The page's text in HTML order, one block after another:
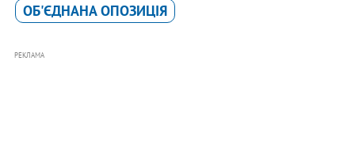
ОБ'ЄДНАНА ОПОЗИЦІЯ
РЕКЛАМА